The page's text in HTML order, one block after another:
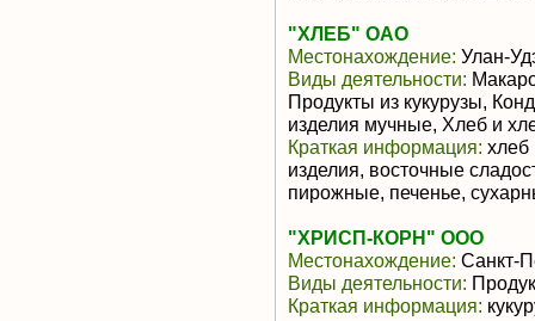
"ХЛЕБ" ОАО
Местонахождение: Улан-
Виды деятельности:
Продукты из кукурузы,
изделия мучные, Хлеб и
Краткая информация: хлеб
изделия, восточные
пирожные, печенье,
"ХРИСП-КОРН" ООО
Местонахождение: Санкт-
Виды деятельности:
Краткая информация: